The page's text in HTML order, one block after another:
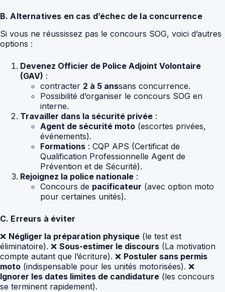
B. Alternatives en cas d’échec de la concurrence
Si vous ne réussissez pas le concours SOG, voici d’autres
options :
Devenez Officier de Police Adjoint Volontaire
(GAV) :
contracter 2 à 5 anssans concurrence.
Possibilité d’organiser le concours SOG en
interne.
Travailler dans la sécurité privée :
Agent de sécurité moto (escortes privées,
événements).
Formations : CQP APS (Certificat de
Qualification Professionnelle Agent de
Prévention et de Sécurité).
Rejoignez la police nationale :
Concours de pacificateur (avec option moto
pour certaines unités).
C. Erreurs à éviter
❌ Négliger la préparation physique (le test est
éliminatoire). ❌ Sous-estimer le discours (La motivation
compte autant que l’écriture). ❌ Postuler sans permis
moto (indispensable pour les unités motorisées). ❌
Ignorer les dates limites de candidature (les concours
se terminent rapidement).